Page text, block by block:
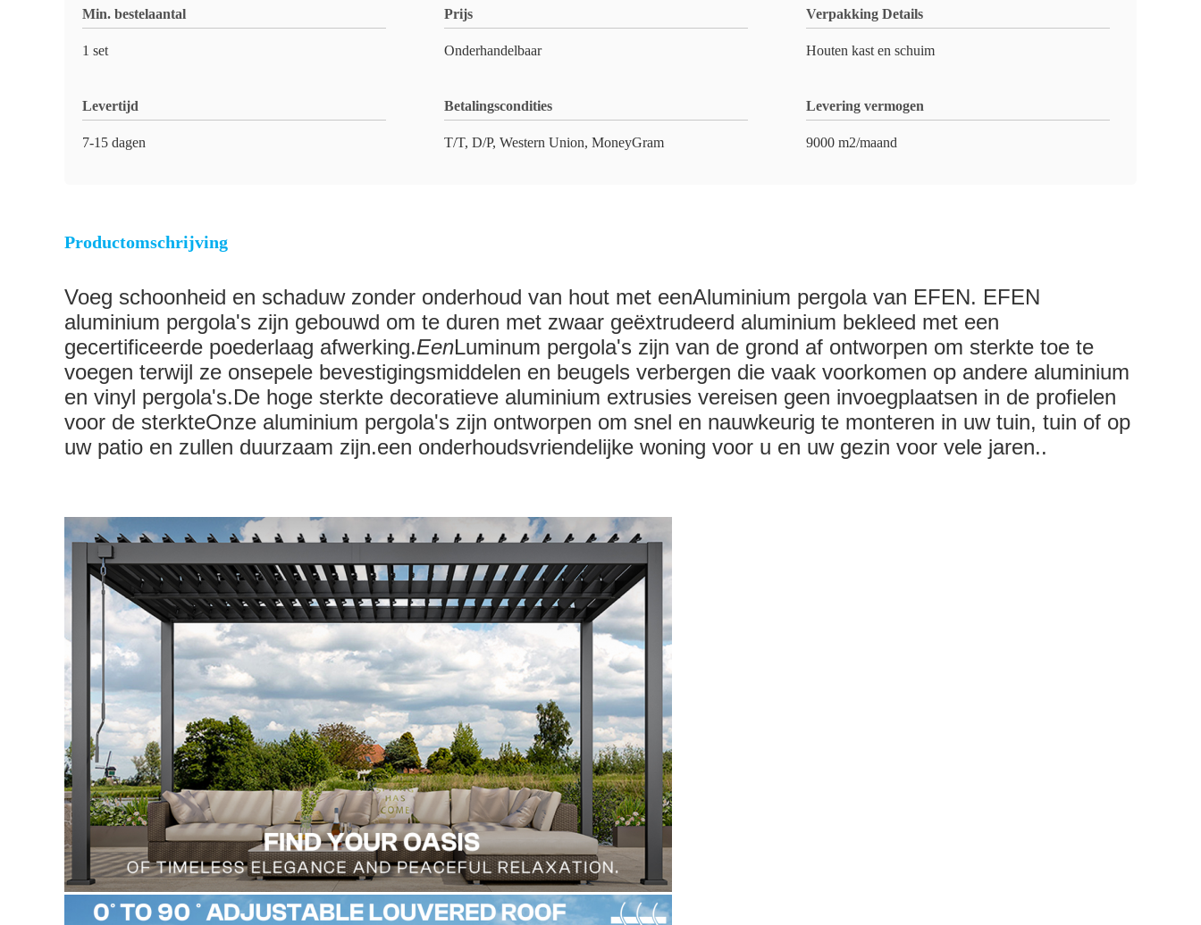
Min. bestelaantal
1 set
Prijs
Onderhandelbaar
Verpakking Details
Houten kast en schuim
Levertijd
7-15 dagen
Betalingscondities
T/T, D/P, Western Union, MoneyGram
Levering vermogen
9000 m2/maand
Productomschrijving
Voeg schoonheid en schaduw zonder onderhoud van hout met eenAluminium pergola van EFEN. EFEN
aluminium pergola's zijn gebouwd om te duren met zwaar geëxtrudeerd aluminium bekleed met een
gecertificeerde poederlaag afwerking.EenLuminum pergola's zijn van de grond af ontworpen om sterkte toe te
voegen terwijl ze onsepele bevestigingsmiddelen en beugels verbergen die vaak voorkomen op andere aluminium
en vinyl pergola's.De hoge sterkte decoratieve aluminium extrusies vereisen geen invoegplaatsen in de profielen
voor de sterkteOnze aluminium pergola's zijn ontworpen om snel en nauwkeurig te monteren in uw tuin, tuin of op
uw patio en zullen duurzaam zijn.een onderhoudsvriendelijke woning voor u en uw gezin voor vele jaren..